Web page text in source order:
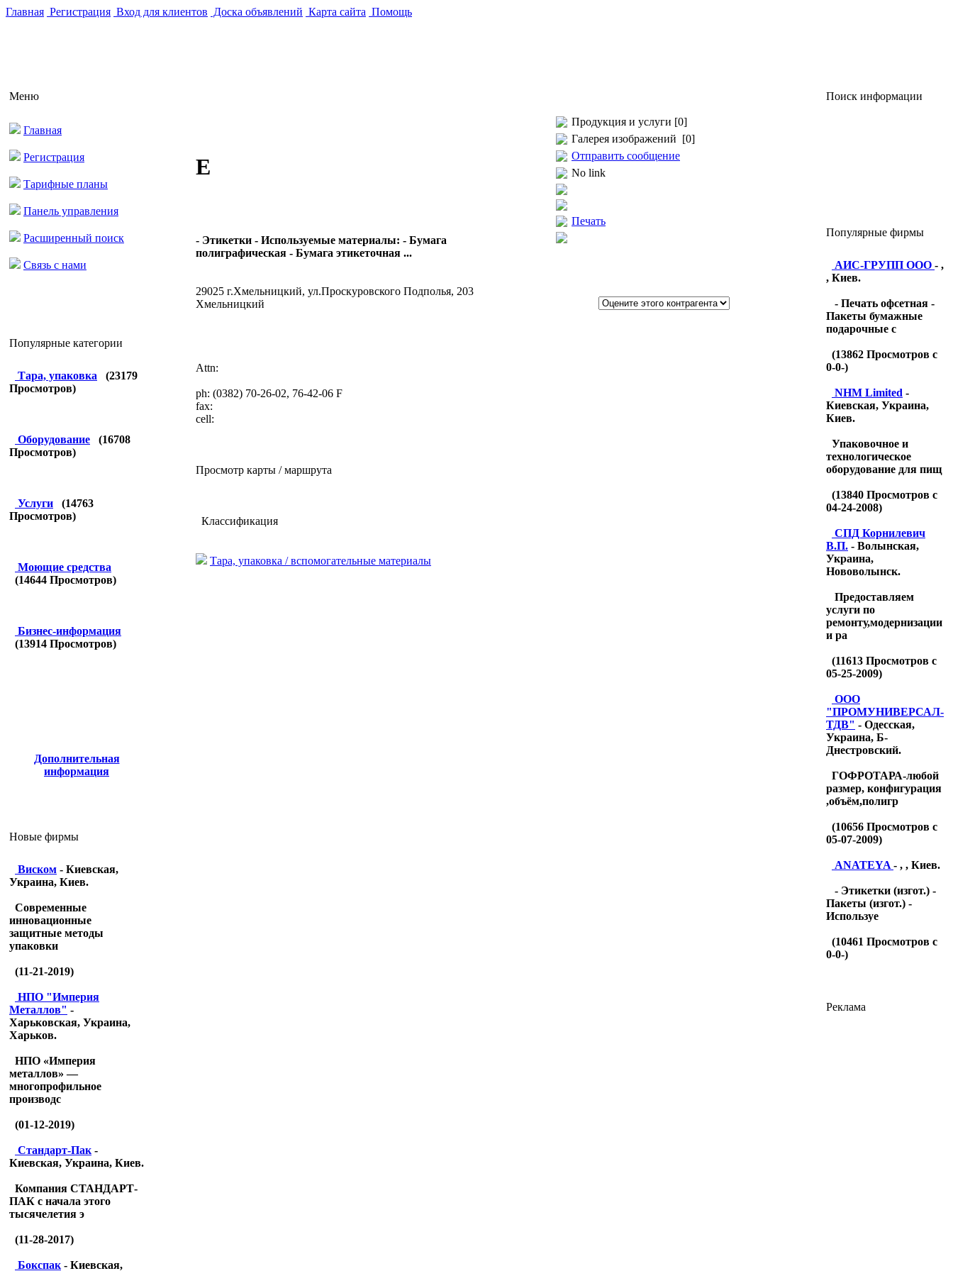
Главная Регистрация Вход для клиентов Доска объявлений Карта сайта Помощь
Меню
Главная
Регистрация
Тарифные планы
Панель управления
Расширенный поиск
Связь с нами
Популярные категории
Тара, упаковка (23179
Просмотров)
Оборудование (16708
Просмотров)
Услуги (14763
Просмотров)
Моющие средства
(14644 Просмотров)
Бизнес-информация
(13914 Просмотров)
Дополнительная
информация
Новые фирмы
Виском - Киевская,
Украина, Киев.
Современные
инновационные
защитные методы
упаковки
(11-21-2019)
НПО "Империя
Металлов" -
Харьковская, Украина,
Харьков.
НПО «Империя
металлов» —
многопрофильное
производс
(01-12-2019)
Стандарт-Пак -
Киевская, Украина, Киев.
Компания СТАНДАРТ-
ПАК с начала этого
тысячелетия э
(11-28-2017)
Бокспак - Киевская,
Е
- Этикетки - Используемые материалы: - Бумага
полиграфическая - Бумага этикеточная ...
29025 г.Хмельницкий, ул.Проскуровского Подполья, 203
Хмельницкий
Attn:
ph: (0382) 70-26-02, 76-42-06 F
fax:
cell:
Просмотр карты / маршрута
Классификация
Тара, упаковка / вспомогательные материалы
Продукция и услуги [0]
Галерея изображений [0]
Отправить сообщение
No link
Печать
Поиск информации
Популярные фирмы
АИС-ГРУПП ООО - ,
, Киев.
- Печать офсетная -
Пакеты бумажные
подарочные с
(13862 Просмотров с
0-0-)
NHM Limited -
Киевская, Украина,
Киев.
Упаковочное и
технологическое
оборудование для пищ
(13840 Просмотров с
04-24-2008)
CПД Корнилевич
В.П. - Волынская,
Украина,
Нововолынск.
Предоставляем
услуги по
ремонту,модернизации
и ра
(11613 Просмотров с
05-25-2009)
OOO
"ПРОМУНИВЕРСАЛ-
ТДB" - Одесская,
Украина, Б-
Днестровский.
ГОФРОТАРА-любой
размер, конфигурация
,объём,полигр
(10656 Просмотров с
05-07-2009)
ANATEYA - , , Киев.
- Этикетки (изгот.) -
Пакеты (изгот.) -
Используе
(10461 Просмотров с
0-0-)
Реклама